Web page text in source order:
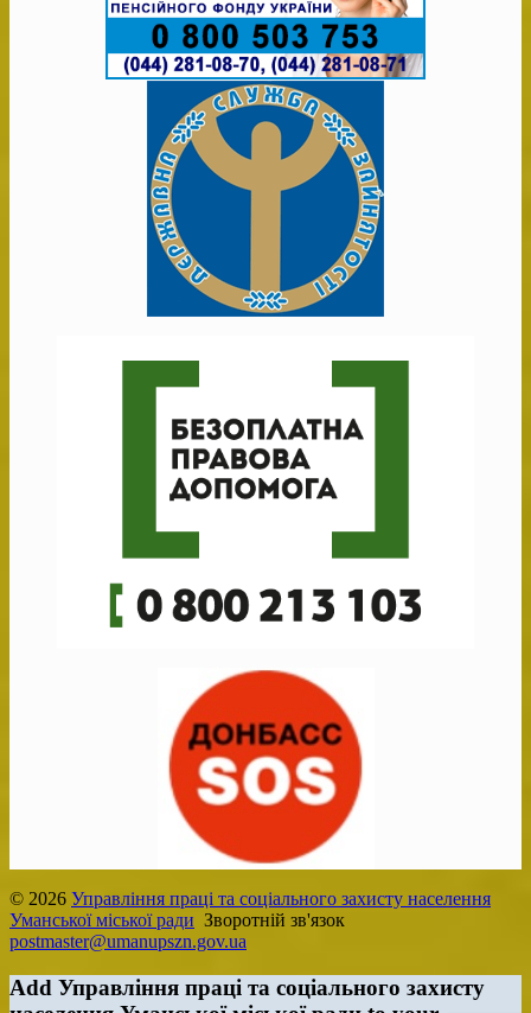
© 2026 Управління праці та соціального захисту населення
Уманської міської ради Зворотній зв'язок
postmaster@umanupszn.gov.ua
Add Управління праці та соціального захисту